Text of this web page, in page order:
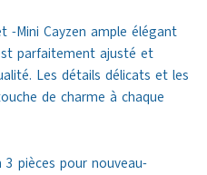
-Mini Cayzen ample élégant
parfaitement ajusté et
Les détails délicats et les
de charme à chaque
pièces pour nouveau-